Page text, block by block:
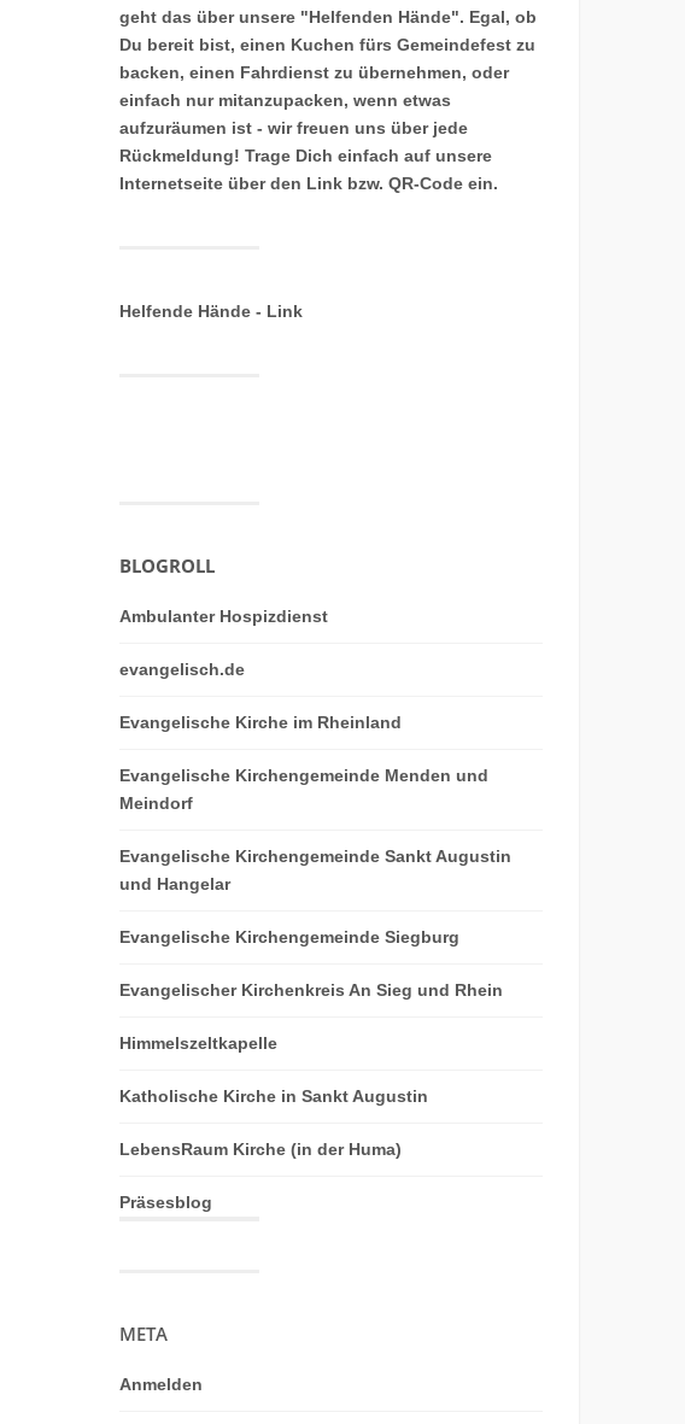
geht das über unsere "Helfenden Hände". Egal, ob
Du bereit bist, einen Kuchen fürs Gemeindefest zu
backen, einen Fahrdienst zu übernehmen, oder
einfach nur mitanzupacken, wenn etwas
aufzuräumen ist - wir freuen uns über jede
Rückmeldung! Trage Dich einfach auf unsere
Internetseite über den Link bzw. QR-Code ein.
Helfende Hände - Link
BLOGROLL
Ambulanter Hospizdienst
evangelisch.de
Evangelische Kirche im Rheinland
Evangelische Kirchengemeinde Menden und
Meindorf
Evangelische Kirchengemeinde Sankt Augustin
und Hangelar
Evangelische Kirchengemeinde Siegburg
Evangelischer Kirchenkreis An Sieg und Rhein
Himmelszeltkapelle
Katholische Kirche in Sankt Augustin
LebensRaum Kirche (in der Huma)
Präsesblog
META
Anmelden